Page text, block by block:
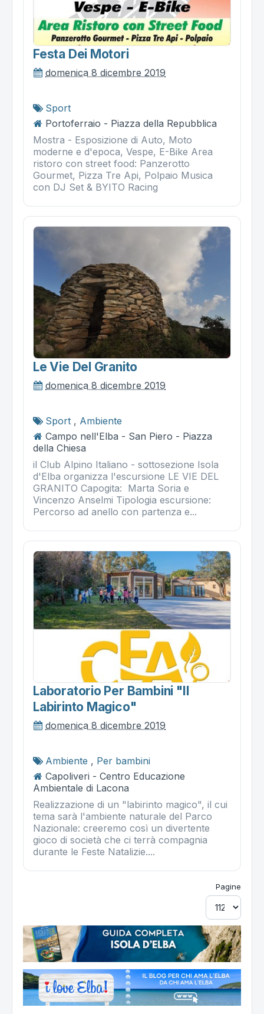
Festa Dei Motori
domenica 8 dicembre 2019
Sport
Portoferraio - Piazza della Repubblica
Mostra - Esposizione di Auto, Moto
moderne e d'epoca, Vespe, E-Bike Area
ristoro con street food: Panzerotto
Gourmet, Pizza Tre Api, Polpaio Musica
con DJ Set & BYITO Racing
Le Vie Del Granito
domenica 8 dicembre 2019
Sport , Ambiente
Campo nell'Elba - San Piero - Piazza
della Chiesa
il Club Alpino Italiano - sottosezione Isola
d'Elba organizza l'escursione LE VIE DEL
GRANITO Capogita: Marta Soria e
Vincenzo Anselmi Tipologia escursione:
Percorso ad anello con partenza e...
Laboratorio Per Bambini "il
Labirinto Magico"
domenica 8 dicembre 2019
Ambiente , Per bambini
Capoliveri - Centro Educazione
Ambientale di Lacona
Realizzazione di un "labirinto magico", il cui
tema sarà l'ambiente naturale del Parco
Nazionale: creeremo così un divertente
gioco di società che ci terrà compagnia
durante le Feste Natalizie....
Pagine